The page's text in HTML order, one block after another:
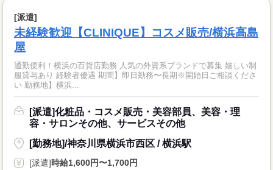
[派遣]
未経験歓迎【CLINIQUE】コスメ販売/横浜高島
屋
通勤便利！横浜の百貨店勤務 人気の外資系ブランドで募集 嬉しい制
服貸与あり 経験者優遇 期間】即日勤務〜長期※開始日ご相談くださ
い 勤務地】横浜...
[派遣]化粧品・コスメ販売・美容部員、美容・理
容・サロンその他、サービスその他
[勤務地]/神奈川県横浜市西区 / 横浜駅
[派遣]時給1,600円〜1,700円